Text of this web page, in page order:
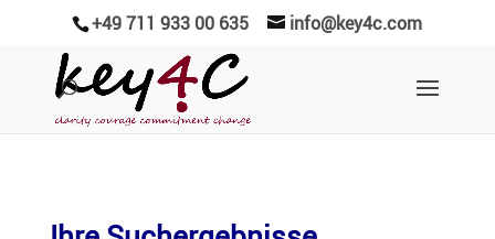
+49 711 933 00 635 info@key4c.com